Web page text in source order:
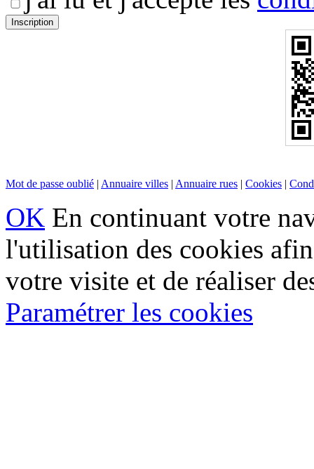
Mot de passe oublié | Annuaire villes | Annuaire rues | Cookies |
OK En continuant votre
l'utilisation des cookies
votre visite et de réaliser
Paramétrer les cookies